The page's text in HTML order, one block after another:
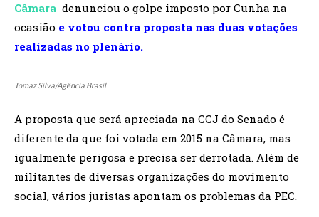
Câmara denunciou o golpe imposto por Cunha na
ocasião e votou contra proposta nas duas votações
realizadas no plenário.
Tomaz Silva/Agência Brasil
A proposta que será apreciada na CCJ do Senado é
diferente da que foi votada em 2015 na Câmara, mas
igualmente perigosa e precisa ser derrotada. Além de
militantes de diversas organizações do movimento
social, vários juristas apontam os problemas da PEC.